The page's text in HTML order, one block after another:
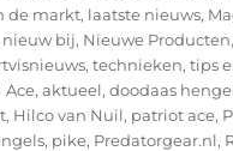
op
de markt, laatste nieuws,
nieuw bij, Nieuwe Producten,
,technieken,tips
Tags
Ace,aktueel,doodaas
, Hilco van Nuil, patriot ace,
, pike, Predatorgear.nl,